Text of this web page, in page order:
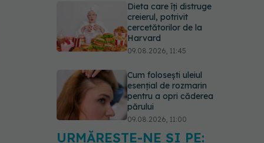
Dieta care îți distruge
creierul, potrivit
cercetătorilor de la
Harvard
09.08.2026, 11:45
Cum folosești uleiul
esențial de rozmarin
pentru a opri căderea
părului
09.08.2026, 11:00
URMĂREȘTE-NE ȘI PE: